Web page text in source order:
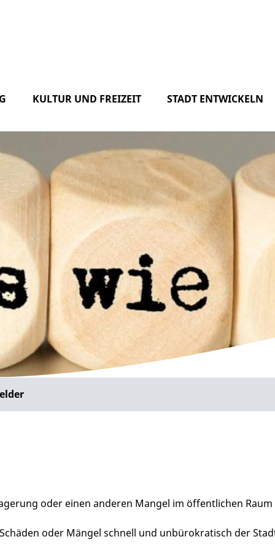
KULTUR UND FREIZEIT STADT ENTWICKELN
oder einen anderen Mangel im öffentlichen
oder Mängel schnell und unbürokratisch der